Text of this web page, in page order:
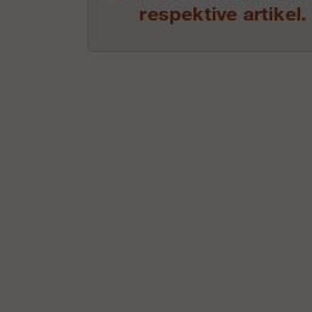
respektive artikel.